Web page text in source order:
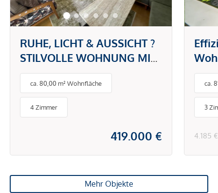
RUHE, LICHT & AUSSICHT ?
STILVOLLE WOHNUNG MIT
GARTEN UND BALKON
ca. 80,00 m² Wohnfläche
4 Zimmer
419.000 €
zu
ca.
3
4.185
Mehr Objekte